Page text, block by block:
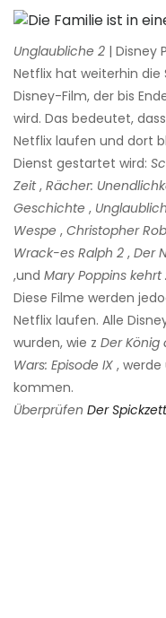
Unglaubliche 2 | Disney
Netflix hat weiterhin
Disney-Film, der bis
wird. Das bedeutet,
Netflix laufen und dort
Dienst gestartet wird:
Zeit, Rächer:
Geschichte ,
Wespe , Christopher
Wrack-es Ralph 2 , Der
,und Mary Poppins kehrt
Diese Filme werden
Netflix laufen. Alle
wurden, wie z Der König
Wars: Episode IX ,
kommen.
Überprüfen Der